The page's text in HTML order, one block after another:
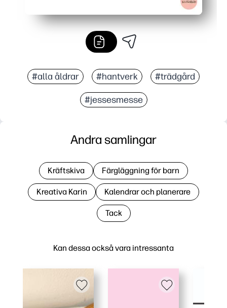
#alla åldrar #hantverk #trädgård
#jessesmesse
Kan dessa också vara intressanta
Andra samlingar
Kräftskiva Färgläggning för barn
Kreativa Karin Kalendrar och planerare
Tack